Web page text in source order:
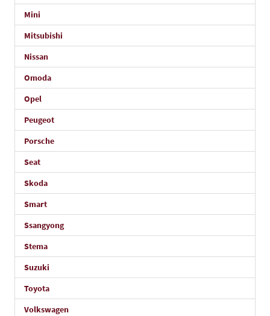
Mini
Mitsubishi
Nissan
Omoda
Opel
Peugeot
Porsche
Seat
Skoda
Smart
Ssangyong
Stema
Suzuki
Toyota
Volkswagen